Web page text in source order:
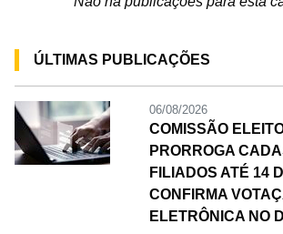
ÚLTIMAS PUBLICAÇÕES
06/08/2026
COMISSÃO
PRORROGA
FILIADOS ATÉ 14
CONFIRMA
ELETRÔNICA NO